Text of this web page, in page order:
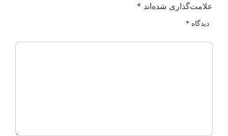
علامت‌گذاری شده‌اند *
دیدگاه *